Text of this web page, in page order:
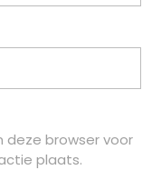
deze browser voor
plaats.